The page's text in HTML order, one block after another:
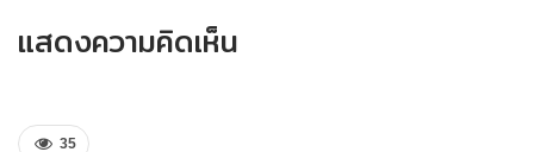
แสดงความคิดเห็น
35